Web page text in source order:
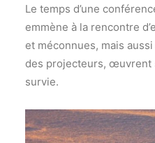
Le temps d’une
emmène à la rencontre
et méconnues, mais
des projecteurs, œuvrent
survie.